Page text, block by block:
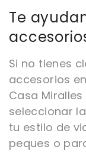
Te
Si no tienes
accesorios
Casa
seleccionar
tu estilo de
peques o